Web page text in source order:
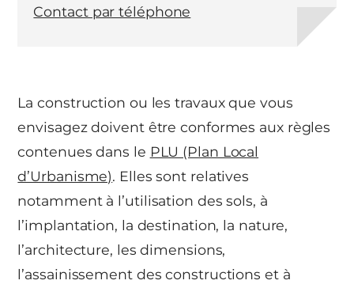
La construction ou les travaux que vous
envisagez doivent être conformes aux règles
contenues dans le PLU (Plan Local
d’Urbanisme). Elles sont relatives
notamment à l’utilisation des sols, à
l’implantation, la destination, la nature,
l’architecture, les dimensions,
l’assainissement des constructions et à
Contact par téléphone